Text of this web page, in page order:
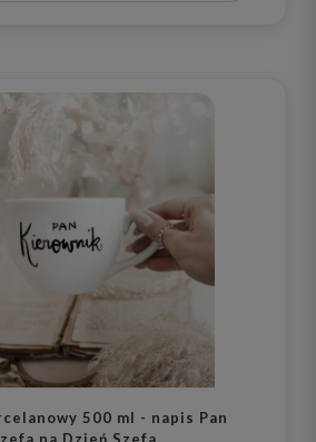
500 ml - napis Pan
na Dzień Szefa